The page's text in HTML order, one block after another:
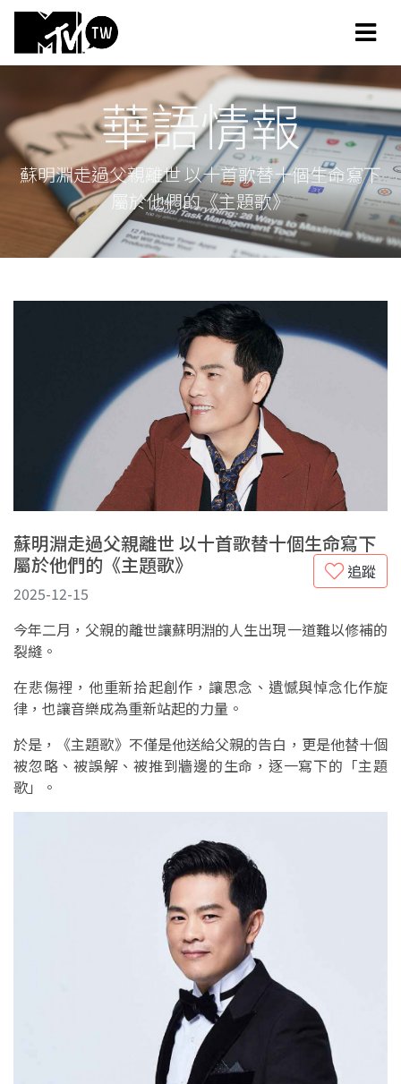
華語情報
蘇明淵走過父親離世 以十首歌替十個生命寫下
屬於他們的《主題歌》
蘇明淵走過父親離世 以十首歌替十個生命寫下
屬於他們的《主題歌》
追蹤
2025-12-15
今年二月，父親的離世讓蘇明淵的人生出現一道難以修補的
裂縫。
在悲傷裡，他重新拾起創作，讓思念、遺憾與悼念化作旋
律，也讓音樂成為重新站起的力量。
於是，《主題歌》不僅是他送給父親的告白，更是他替十個
被忽略、被誤解、被推到牆邊的生命，逐一寫下的「主題
歌」。